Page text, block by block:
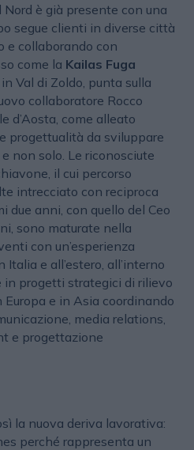
Nord è già presente con una
segue clienti in diverse città
e collaborando con
come la Kailas Fuga
in Val di Zoldo, punta sulla
collaboratore Rocco
d’Aosta, come alleato
progettualità da sviluppare
non solo. Le riconosciute
il cui percorso
intrecciato con reciproca
due anni, con quello del Ceo
sono maturate nella
con un’esperienza
e all’estero, all’interno
progetti strategici di rilievo
e in Asia coordinando
media relations,
e progettazione
la nuova deriva lavorativa:
perché rappresenta un